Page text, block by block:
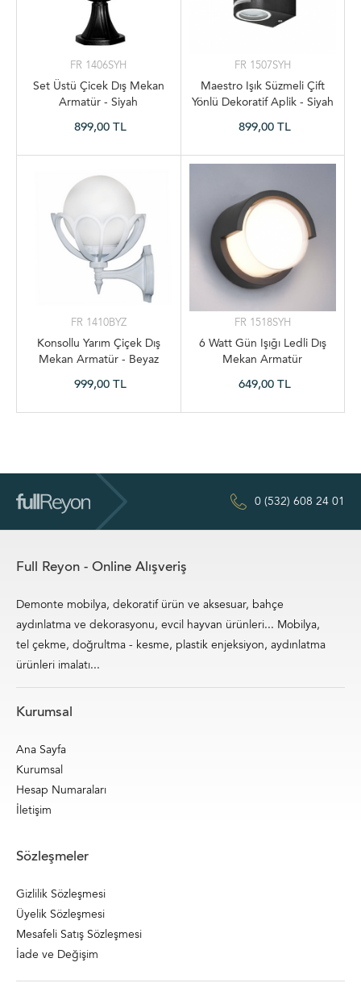
FR 1406SYH
Set Üstü Çicek Dış Mekan
Armatür - Siyah
899,00 TL
FR 1507SYH
Maestro Işık Süzmeli Çift
Yönlü Dekoratif Aplik - Siyah
899,00 TL
FR 1410BYZ
Konsollu Yarım Çiçek Dış
Mekan Armatür - Beyaz
999,00 TL
FR 1518SYH
6 Watt Gün Işığı Ledli Dış
Mekan Armatür
649,00 TL
0 (532) 608 24 01
Full Reyon - Online Alışveriş
Demonte mobilya, dekoratif ürün ve aksesuar, bahçe
aydınlatma ve dekorasyonu, evcil hayvan ürünleri... Mobilya,
tel çekme, doğrultma - kesme, plastik enjeksiyon, aydınlatma
ürünleri imalatı...
Kurumsal
Ana Sayfa
Kurumsal
Hesap Numaraları
İletişim
Sözleşmeler
Gizlilik Sözleşmesi
Üyelik Sözleşmesi
Mesafeli Satış Sözleşmesi
İade ve Değişim